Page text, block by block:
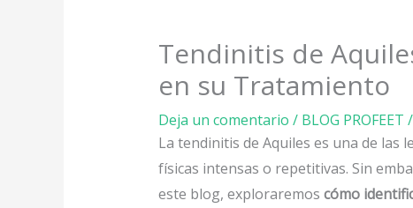
Tendinitis de
en su Tratamiento
Deja un comentario / BLOG PROFEET
La tendinitis de Aquiles es una de las
físicas intensas o repetitivas. Sin
este blog, exploraremos cómo